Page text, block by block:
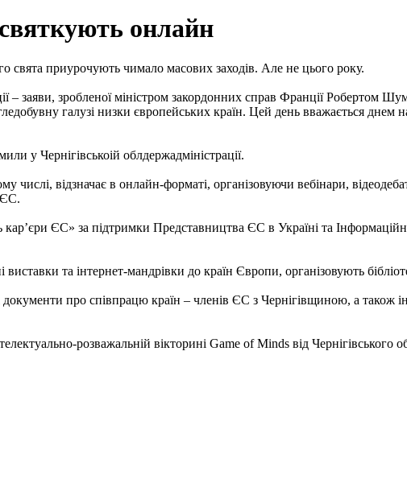
онлайн
свята приурочують чимало масових заходів. Але не цього року.
заяви, зробленої міністром закордонних справ Франції Робертом
галузі низки європейських країн. Цей день вважається
у Чернігівськоій облдержадміністрації.
числі, відзначає в онлайн-форматі, організовуючи вебінари,
ЄС.
ЄС» за підтримки Представництва ЄС в Україні та
та інтернет-мандрівки до країн Європи, організовують
про співпрацю країн – членів ЄС з Чернігівщиною, а також
розважальній вікторині Game of Minds від Чернігівського